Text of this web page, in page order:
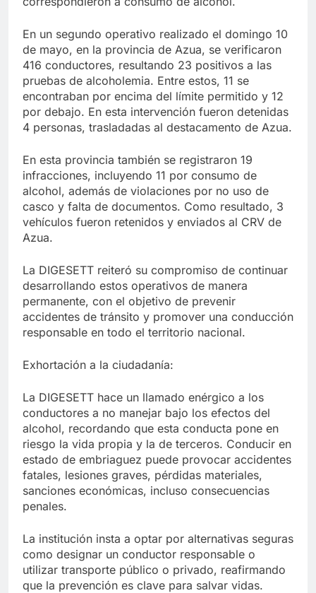
En un segundo operativo realizado el domingo 10
de mayo, en la provincia de Azua, se verificaron
416 conductores, resultando 23 positivos a las
pruebas de alcoholemia. Entre estos, 11 se
encontraban por encima del límite permitido y 12
por debajo. En esta intervención fueron detenidas
4 personas, trasladadas al destacamento de Azua.
En esta provincia también se registraron 19
infracciones, incluyendo 11 por consumo de
alcohol, además de violaciones por no uso de
casco y falta de documentos. Como resultado, 3
vehículos fueron retenidos y enviados al CRV de
Azua.
La DIGESETT reiteró su compromiso de continuar
desarrollando estos operativos de manera
permanente, con el objetivo de prevenir
accidentes de tránsito y promover una conducción
responsable en todo el territorio nacional.
Exhortación a la ciudadanía:
La DIGESETT hace un llamado enérgico a los
conductores a no manejar bajo los efectos del
alcohol, recordando que esta conducta pone en
riesgo la vida propia y la de terceros. Conducir en
estado de embriaguez puede provocar accidentes
fatales, lesiones graves, pérdidas materiales,
sanciones económicas, incluso consecuencias
penales.
La institución insta a optar por alternativas seguras
como designar un conductor responsable o
utilizar transporte público o privado, reafirmando
que la prevención es clave para salvar vidas.